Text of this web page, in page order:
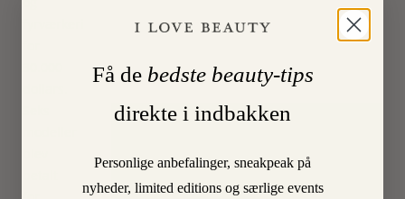
Få de bedste beauty-tips
direkte i indbakken
Personlige anbefalinger, sneakpeak på
nyheder, limited editions og særlige events